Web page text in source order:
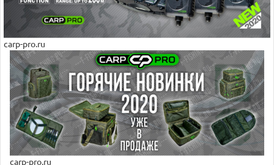
carp-pro.ru
carp-pro.ru